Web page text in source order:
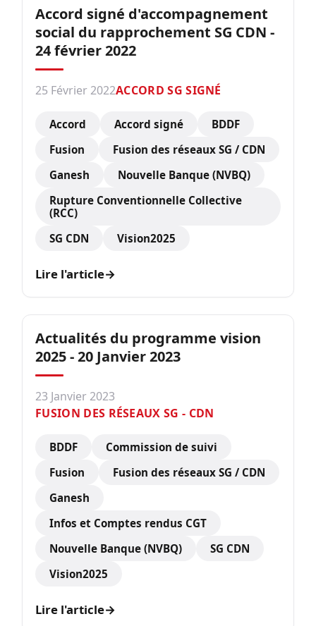
Accord signé d'accompagnement
social du rapprochement SG CDN -
24 février 2022
25 Février 2022ACCORD SG SIGNÉ
Accord Accord signé
BDDF
Fusion
Fusion des réseaux SG / CDN
Ganesh
Nouvelle Banque (NVBQ)
Rupture Conventionnelle Collective
(RCC)
SG CDN
Vision2025
Lire l'article→
Actualités du programme vision
2025 - 20 Janvier 2023
23 Janvier 2023
FUSION DES RÉSEAUX SG - CDN
BDDF
Commission de suivi
Fusion
Fusion des réseaux SG / CDN
Ganesh
Infos et Comptes rendus CGT
Nouvelle Banque (NVBQ)
SG CDN
Vision2025
Lire l'article→